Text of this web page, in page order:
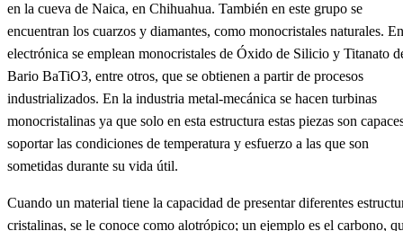
en la cueva de Naica, en Chihuahua. También en este grupo se
encuentran los cuarzos y diamantes, como monocristales naturales. En
electrónica se emplean monocristales de Óxido de Silicio y Titanato
Bario BaTiO3, entre otros, que se obtienen a partir de procesos
industrializados. En la industria metal-mecánica se hacen turbinas
monocristalinas ya que solo en esta estructura estas piezas son
soportar las condiciones de temperatura y esfuerzo a las que son
sometidas durante su vida útil.
Cuando un material tiene la capacidad de presentar diferentes
cristalinas, se le conoce como alotrópico; un ejemplo es el carbono,